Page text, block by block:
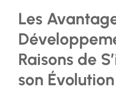
Les
Raisons de
son Évolution